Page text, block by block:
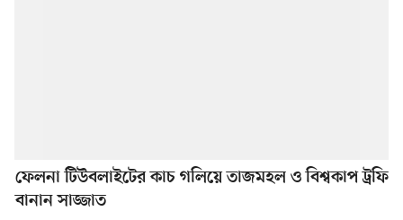
ফেলনা টিউবলাইটের কাচ গলিয়ে তাজমহল ও বিশ্বকাপ ট্রফি
বানান সাজ্জাত